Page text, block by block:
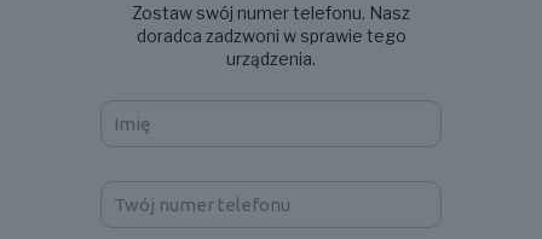
Zostaw swój numer telefonu. Nasz
doradca zadzwoni w sprawie tego
urządzenia.